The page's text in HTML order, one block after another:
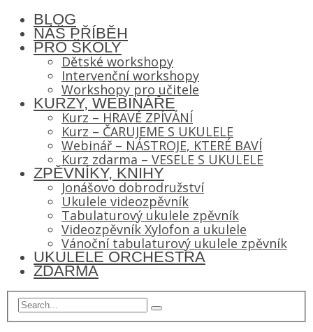
BLOG
NÁŠ PŘÍBĚH
PRO ŠKOLY
Dětské workshopy
Intervenční workshopy
Workshopy pro učitele
KURZY, WEBINÁŘE
Kurz – HRAVÉ ZPÍVÁNÍ
Kurz – ČARUJEME S UKULELE
Webinář – NÁSTROJE, KTERÉ BAVÍ
Kurz zdarma – VESELE S UKULELE
ZPĚVNÍKY, KNIHY
Jonášovo dobrodružství
Ukulele videozpěvník
Tabulaturový ukulele zpěvník
Videozpěvník Xylofon a ukulele
Vánoční tabulaturový ukulele zpěvník
UKULELE ORCHESTRA
ZDARMA